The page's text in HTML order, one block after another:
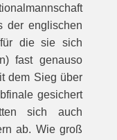
der englischen
die sie sich
fast genauso
dem Sieg über
gesichert
sich auch
ab. Wie groß